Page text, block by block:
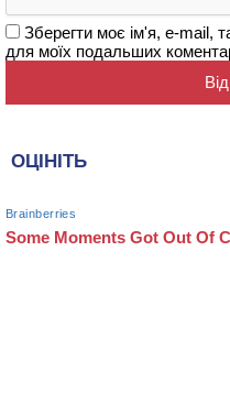
Зберегти моє ім'я, e-mail,
для моїх подальших